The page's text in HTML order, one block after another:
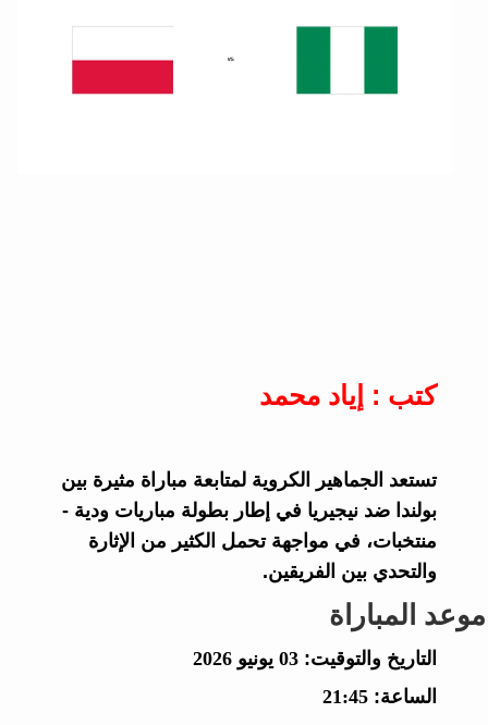
كتب : إياد محمد
تستعد الجماهير الكروية لمتابعة مباراة مثيرة بين
بولندا ضد نيجيريا في إطار بطولة مباريات ودية -
منتخبات، في مواجهة تحمل الكثير من الإثارة
والتحدي بين الفريقين.
موعد المباراة
التاريخ والتوقيت: 03 يونيو 2026
الساعة: 21:45